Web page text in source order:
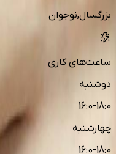
بزرگسال,نوجوان
ساعت‌های کاری
دوشنبه
16:0-18:0
چهارشنبه
16:0-18:0